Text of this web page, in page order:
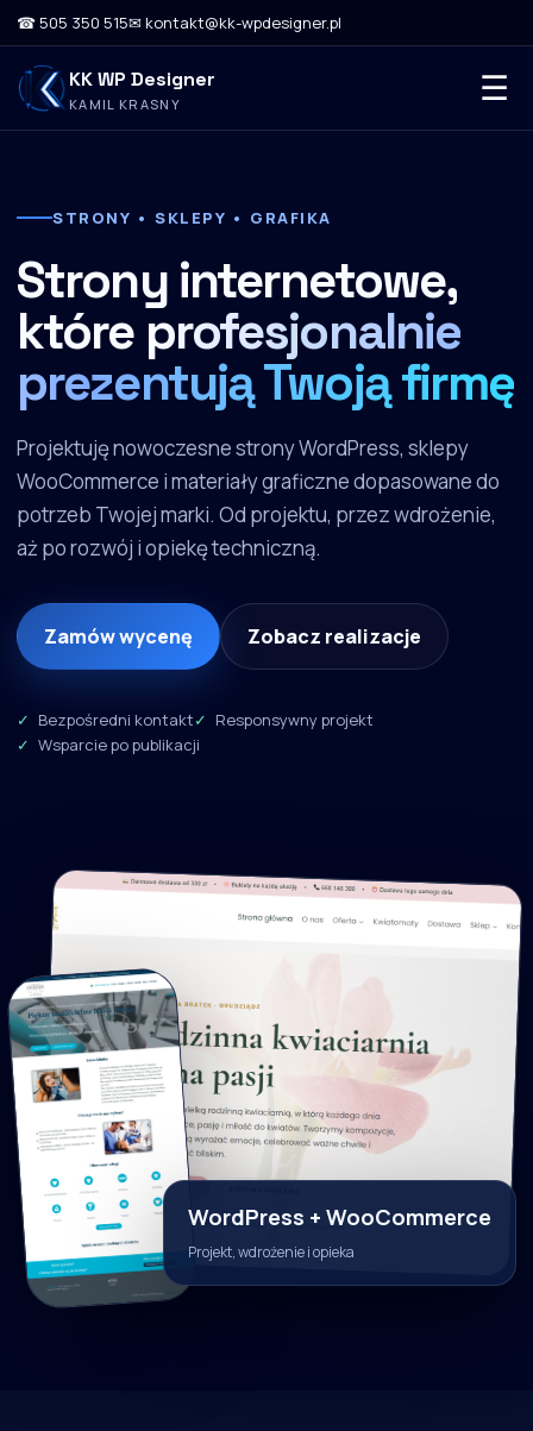
☎ 505 350 515✉ kontakt@kk-wpdesigner.pl
KK WP Designer
KAMIL KRASNY ☰
STRONY • SKLEPY • GRAFIKA
Strony internetowe,
które profesjonalnie
prezentują Twoją firmę
Projektuję nowoczesne strony WordPress, sklepy
WooCommerce i materiały graficzne dopasowane do
potrzeb Twojej marki. Od projektu, przez wdrożenie,
aż po rozwój i opiekę techniczną.
Zamów wycenę Zobacz realizacje
Bezpośredni kontakt
Responsywny projekt
Wsparcie po publikacji
WordPress + WooCommerce
Projekt, wdrożenie i opieka